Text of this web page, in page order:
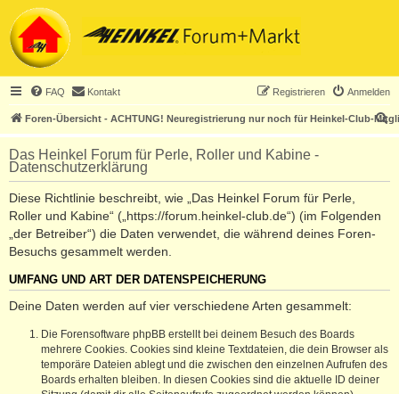
FAQ Kontakt Anmelden
Registrieren
Foren-Übersicht - ACHTUNG! Neuregistrierung nur noch für Heinkel-Club-
S
u
h
Das Heinkel Forum für Perle, Roller und Kabine -
Datenschutzerklärung
Diese Richtlinie beschreibt, wie „Das Heinkel Forum für Perle,
Roller und Kabine“ („https://forum.heinkel-club.de“) (im Folgenden
„der Betreiber“) die Daten verwendet, die während deines Foren-
Besuchs gesammelt werden.
UMFANG UND ART DER DATENSPEICHERUNG
Deine Daten werden auf vier verschiedene Arten gesammelt:
Die Forensoftware phpBB erstellt bei deinem Besuch des Boards
mehrere Cookies. Cookies sind kleine Textdateien, die dein Browser als
temporäre Dateien ablegt und die zwischen den einzelnen Aufrufen des
Boards erhalten bleiben. In diesen Cookies sind die aktuelle ID deiner